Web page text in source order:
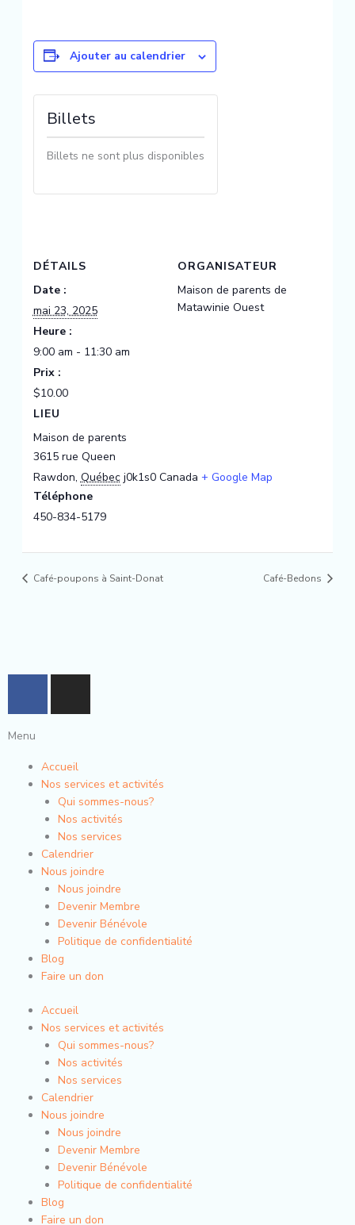
Ajouter au calendrier
DÉTAILS
Date :
mai 23, 2025
Heure :
9:00 am - 11:30 am
Prix :
$10.00
LIEU
Maison de parents
3615 rue Queen
Rawdon, Québec j0k1s0 Canada + Google Map
Téléphone
450-834-5179
ORGANISATEUR
Maison de parents de
Matawinie Ouest
Billets
Billets ne sont plus disponibles
Café-poupons à Saint-Donat Café-Bedons
F
c
e
b
o
f
I
s
a
g
r
a
m
Menu
Accueil
Nos services et activités
Qui sommes-nous?
Nos activités
Nos services
Calendrier
Nous joindre
Nous joindre
Devenir Membre
Devenir Bénévole
Politique de confidentialité
Blog
Faire un don
Accueil
Nos services et activités
Qui sommes-nous?
Nos activités
Nos services
Calendrier
Nous joindre
Nous joindre
Devenir Membre
Devenir Bénévole
Politique de confidentialité
Blog
Faire un don